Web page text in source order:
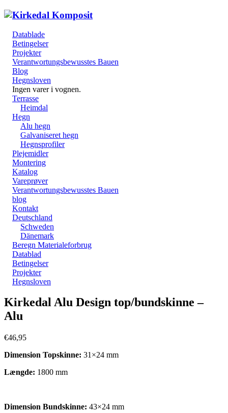
Datablade
Betingelser
Projekter
Verantwortungsbewusstes Bauen
Blog
Hegnsloven
Ingen varer i vognen.
Terrasse
Heimdal
Hegn
Alu hegn
Galvaniseret hegn
Hegnsprofiler
Plejemidler
Montering
Katalog
Vareprøver
Verantwortungsbewusstes Bauen
blog
Kontakt
Deutschland
Schweden
Dänemark
Beregn Materialeforbrug
Datablad
Betingelser
Projekter
Hegnsloven
Kirkedal Alu Design top/bundskinne –
Alu
€46,95
Dimension Topskinne: 31×24 mm
Længde: 1800 mm
Dimension Bundskinne: 43×24 mm